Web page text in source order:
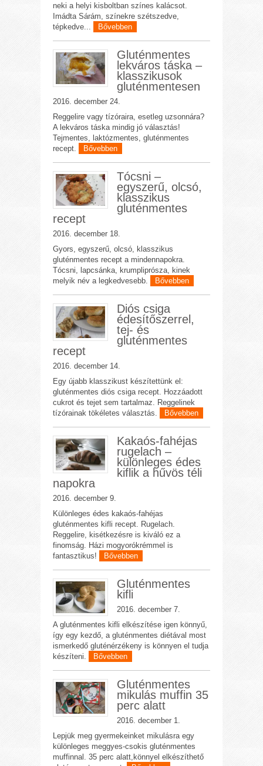
neki a helyi kisboltban színes kalácsot.
Imádta Sárám, színekre szétszedve,
tépkedve...
Bővebben
Gluténmentes
lekváros táska –
klasszikusok
gluténmentesen
2016. december 24.
Reggelire vagy tízóraira, esetleg uzsonnára?
A lekváros táska mindig jó választás!
Tejmentes, laktózmentes, gluténmentes
recept.
Bővebben
Tócsni –
egyszerű, olcsó,
klasszikus
gluténmentes
recept
2016. december 18.
Gyors, egyszerű, olcsó, klasszikus
gluténmentes recept a mindennapokra.
Tócsni, lapcsánka, krumpliprósza, kinek
melyik név a legkedvesebb.
Bővebben
Diós csiga
édesítőszerrel,
tej- és
gluténmentes
recept
2016. december 14.
Egy újabb klasszikust készítettünk el:
gluténmentes diós csiga recept. Hozzáadott
cukrot és tejet sem tartalmaz. Reggelinek
tízórainak tökéletes választás.
Bővebben
Kakaós-fahéjas
rugelach –
különleges édes
kiflik a hűvös téli
napokra
2016. december 9.
Különleges édes kakaós-fahéjas
gluténmentes kifli recept. Rugelach.
Reggelire, kisétkezésre is kiváló ez a
finomság. Házi mogyorókrémmel is
fantasztikus!
Bővebben
Gluténmentes
kifli
2016. december 7.
A gluténmentes kifli elkészítése igen könnyű,
így egy kezdő, a gluténmentes diétával most
ismerkedő gluténérzékeny is könnyen el tudja
készíteni.
Bővebben
Gluténmentes
mikulás muffin 35
perc alatt
2016. december 1.
Lepjük meg gyermekeinket mikulásra egy
különleges meggyes-csokis gluténmentes
muffinnal. 35 perc alatt,könnyel elkészíthető